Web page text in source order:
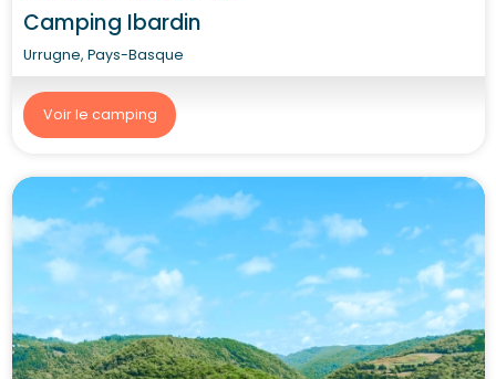
Camping Ibardin
Urrugne, Pays-Basque
Voir le camping